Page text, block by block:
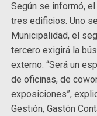
Según se informó,
tres edificios. Uno
Municipalidad, el
tercero exigirá la
externo. “Será un
de oficinas, de
exposiciones”,
Gestión, Gastón